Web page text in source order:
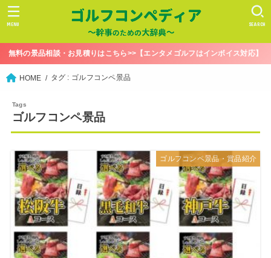
SEARCH
MENU
無料の景品相談・お見積りはこちら>>【エンタメゴルフはインボイス対応】
HOME タグ : ゴルフコンペ景品
ゴルフコンペ景品
ゴルフコンペ景品・賞品紹介